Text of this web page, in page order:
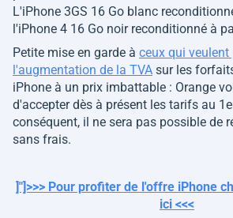
L'iPhone 3GS 16 Go blanc
l'iPhone 4 16 Go noir reconditionné à
Petite mise en garde à ceux qui veulent
l'augmentation de la TVA sur les
iPhone à un prix imbattable : Orange
d'accepter dès à présent les tarifs au
conséquent, il ne sera pas possible de
sans frais.
]"]>>> Pour profiter de l'offre iPhone
ici <<<